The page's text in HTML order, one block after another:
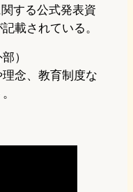
する公式発表資
載されている。
部）
念、教育制度な